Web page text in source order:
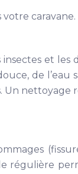
caravane.
et
de
Un
régulière